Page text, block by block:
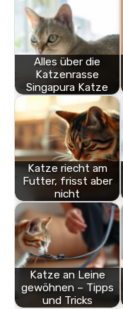
Alles über die
Katzenrasse
Singapura Katze
Katze riecht am
Futter, frisst aber
nicht
Katze an Leine
gewöhnen – Tipps
und Tricks